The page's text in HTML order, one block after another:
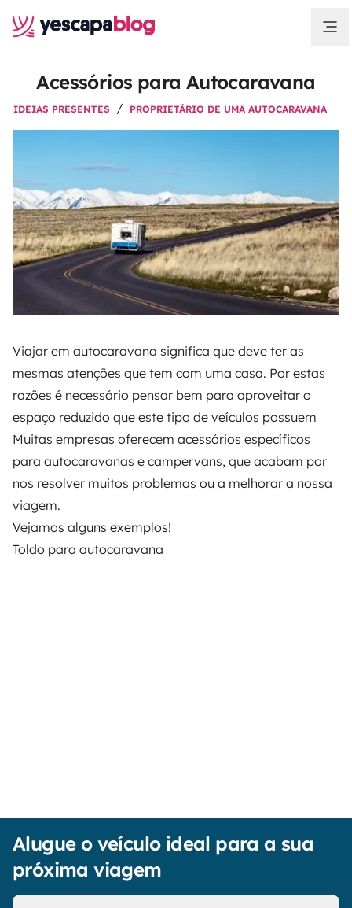
Acessórios para Autocaravana
IDEIAS PRESENTES PROPRIETÁRIO DE UMA AUTOCARAVANA
Viajar em autocaravana significa que deve ter as
mesmas atenções que tem com uma casa. Por estas
razões é necessário pensar bem para aproveitar o
espaço reduzido que este tipo de veículos possuem
Muitas empresas oferecem acessórios específicos
para autocaravanas e campervans, que acabam por
nos resolver muitos problemas ou a melhorar a nossa
viagem.
Vejamos alguns exemplos!
Toldo para autocaravana
Alugue o veículo ideal para a sua
próxima viagem